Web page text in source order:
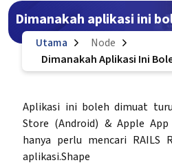
Dimanakah aplikasi ini
Utama
Node
Dimanakah Aplikasi Ini
Aplikasi ini boleh dimuat
Store (Android) & Apple App
hanya perlu mencari RAILS
aplikasi.Shape